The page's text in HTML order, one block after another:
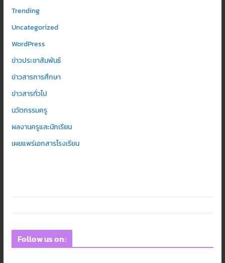
Trending
Uncategorized
WordPress
ข่าวประชาสัมพันธ์
ข่าวสารการศึกษา
ข่าวสารทั่วไป
นวัตกรรมครู
ผลงานครูและนักเรียน
เผยแพร่เอกสารโรงเรียน
Follow us on: